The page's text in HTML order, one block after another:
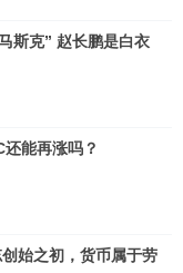
斯克” 赵长鹏是白衣
能再涨吗？
始之初，货币属于劳